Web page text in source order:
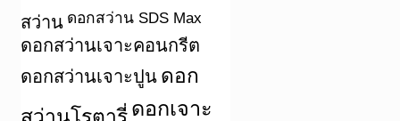
สว่าน ดอกสว่าน SDS Max
ดอกสว่านเจาะคอนกรีต
ดอกสว่านเจาะปูน ดอก
สว่านโรตารี่ ดอกเจาะ